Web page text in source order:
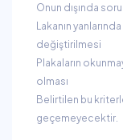
Onun dışında
Lakanın
değiştirilmesi
Plakaların
olması
Belirtilen bu
geçemeyecektir.